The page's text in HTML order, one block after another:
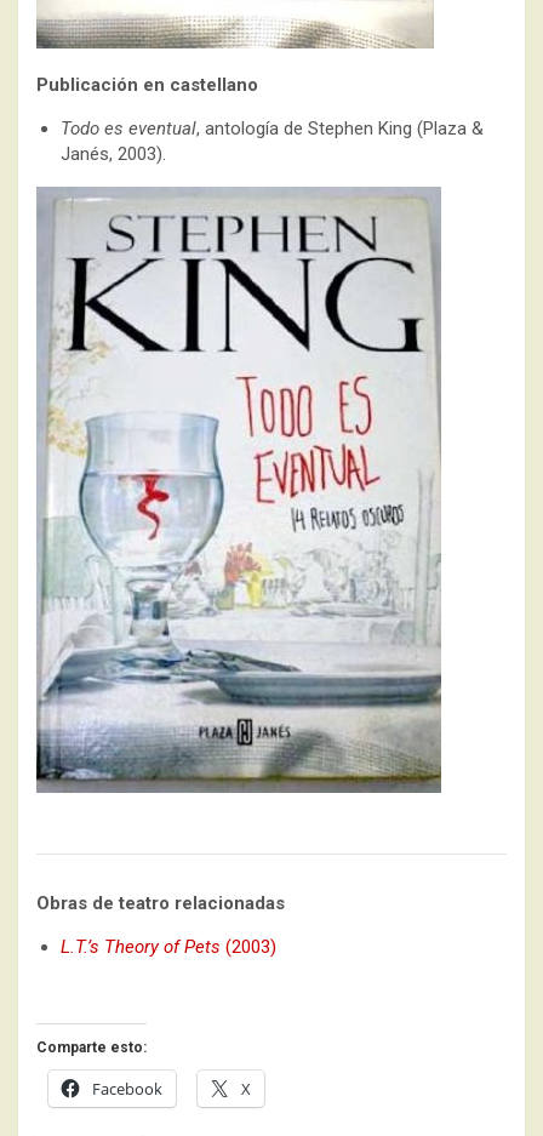
Publicación en castellano
Todo es eventual, antología de Stephen King (Plaza &
Janés, 2003).
Obras de teatro relacionadas
L.T.’s Theory of Pets (2003)
Comparte esto:
Facebook X